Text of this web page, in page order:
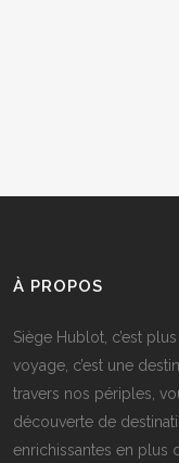
À PROPOS
Siège Hublot, c’est
voyage, c’est une
travers nos périples,
découverte de
enrichissantes en plus